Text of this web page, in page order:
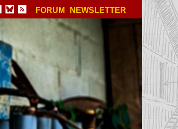
FORUM NEWSLETTER